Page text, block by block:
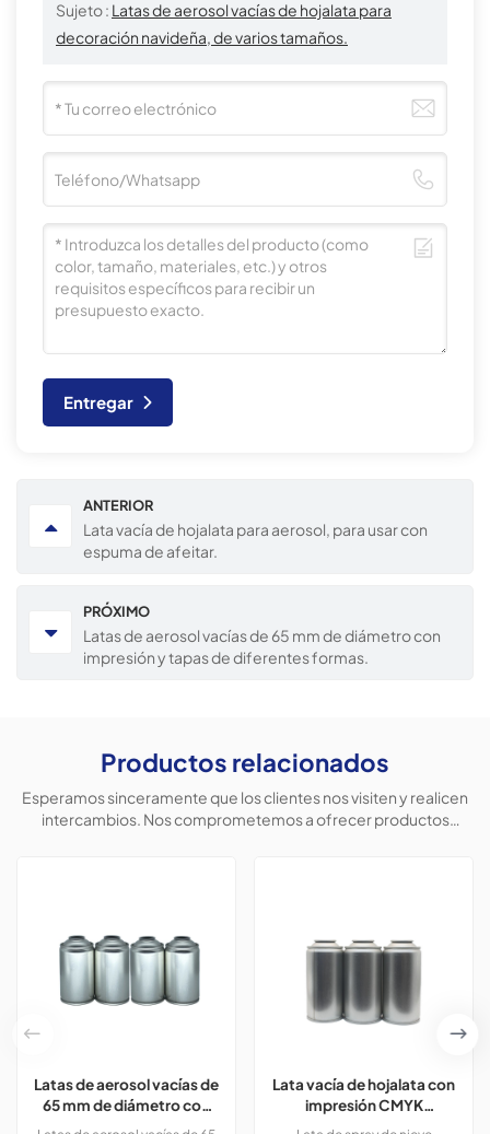
Sujeto : Latas de aerosol vacías de hojalata para
decoración navideña, de varios tamaños.
Entregar
ANTERIOR
Lata vacía de hojalata para aerosol, para usar con
espuma de afeitar.
PRÓXIMO
Latas de aerosol vacías de 65 mm de diámetro con
impresión y tapas de diferentes formas.
Productos relacionados
Esperamos sinceramente que los clientes nos visiten y realicen
intercambios. Nos comprometemos a ofrecer productos
Latas de aerosol vacías de
65 mm de diámetro con
impresión en colores
Lata vacía de hojalata con
impresión CMYK
personalizada para